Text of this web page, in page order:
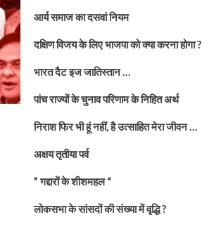
आर्य समाज का दसवां नियम
दक्षिण विजय के लिए भाजपा को क्या करना होगा ?
भारत दैट इज जातिस्तान …
पांच राज्यों के चुनाव परिणाम के निहित अर्थ
निराश फिर भी हूं नहीं, है उत्साहित मेरा जीवन …
अक्षय तृतीया पर्व
” गद्दारों के शीशमहल “
लोकसभा के सांसदों की संख्या में वृद्धि ?